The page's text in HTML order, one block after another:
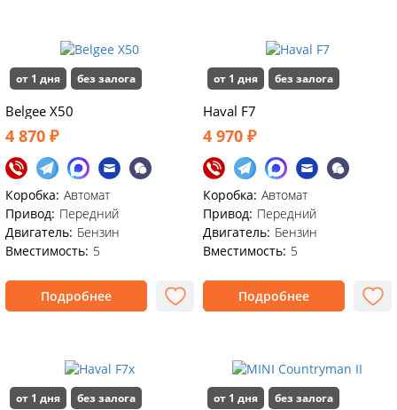
от 1 дня без залога
Belgee X50
4 870 ₽
Коробка: Автомат
Привод: Передний
Двигатель: Бензин
Вместимость: 5
Подробнее
от 1 дня без залога
Haval F7
4 970 ₽
Коробка: Автомат
Привод: Передний
Двигатель: Бензин
Вместимость: 5
Подробнее
от 1 дня без залога от 1 дня без залога